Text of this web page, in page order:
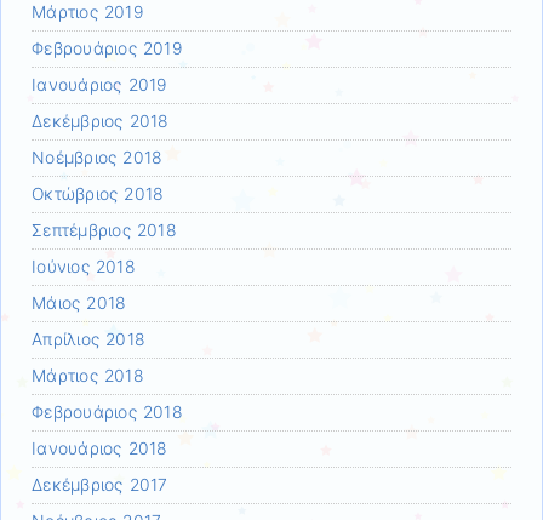
Μάρτιος 2019
Φεβρουάριος 2019
Ιανουάριος 2019
Δεκέμβριος 2018
Νοέμβριος 2018
Οκτώβριος 2018
Σεπτέμβριος 2018
Ιούνιος 2018
Μάιος 2018
Απρίλιος 2018
Μάρτιος 2018
Φεβρουάριος 2018
Ιανουάριος 2018
Δεκέμβριος 2017